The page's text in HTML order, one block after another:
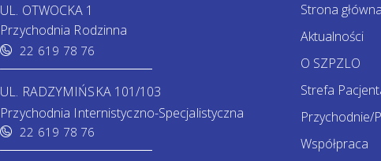
UL. OTWOCKA 1
Przychodnia Rodzinna
22 619 78 76
UL. RADZYMIŃSKA 101/103
Przychodnia Internistyczno-Specjalistyczna
22 619 78 76
Strona
Aktualności
O SZPZLO
Strefa
Przychodnie/
Współpraca